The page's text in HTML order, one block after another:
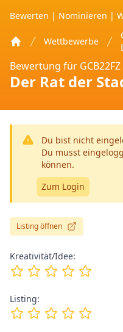
Bewerten | Nominieren |
Wettbewerbe
Bewertung für GCB22FZ
Der Rat der
Du bist nicht
Du musst
können.
Zum Login
Listing öffnen
Kreativität/Idee:
Listing: